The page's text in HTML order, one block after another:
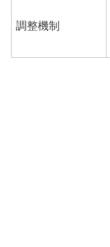
調整機制